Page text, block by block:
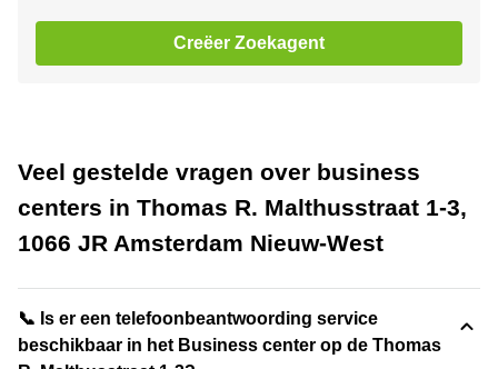
Creëer Zoekagent
Veel gestelde vragen over business
centers in Thomas R. Malthusstraat 1-3,
1066 JR Amsterdam Nieuw-West
📞 Is er een telefoonbeantwoording service
beschikbaar in het Business center op de Thomas